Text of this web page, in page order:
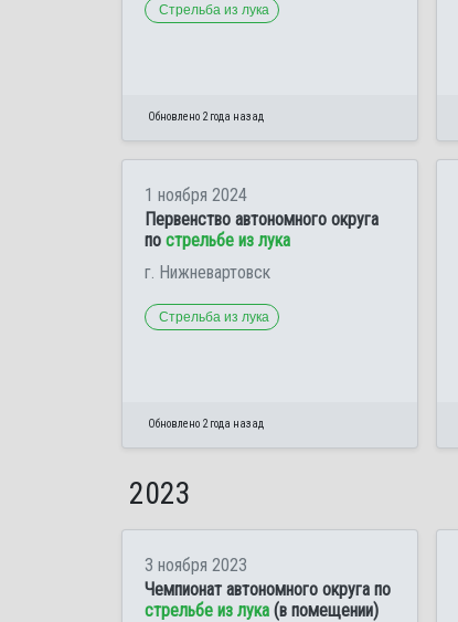
Стрельба из лука
Обновлено 2 года назад
1 ноября 2024
Первенство автономного округа
по стрельбе из лука
г. Нижневартовск
Стрельба из лука
Обновлено 2 года назад
2023
3 ноября 2023
Чемпионат автономного округа по
стрельбе из лука (в помещении)